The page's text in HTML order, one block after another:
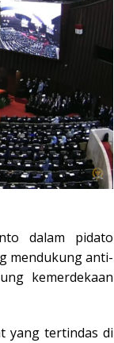
dalam pidato
mendukung anti-
kemerdekaan
yang tertindas di